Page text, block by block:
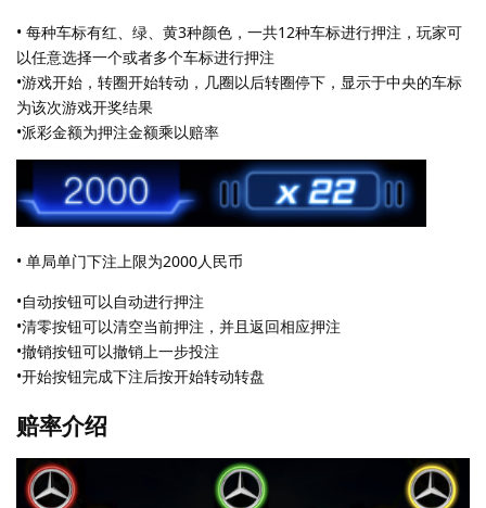
• 每种车标有红、绿、黄3种颜色，一共12种车标进行押注，玩家可
以任意选择一个或者多个车标进行押注
•游戏开始，转圈开始转动，几圈以后转圈停下，显示于中央的车标
为该次游戏开奖结果
•派彩金额为押注金额乘以赔率
• 单局单门下注上限为2000人民币
•自动按钮可以自动进行押注
•清零按钮可以清空当前押注，并且返回相应押注
•撤销按钮可以撤销上一步投注
•开始按钮完成下注后按开始转动转盘
赔率介绍